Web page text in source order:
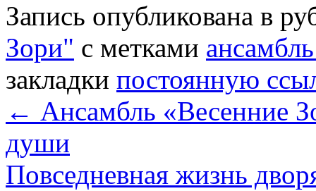
Запись опубликована в
Зори" с метками
закладки постоянную
← Ансамбль «Весенние
души
Повседневная жизнь